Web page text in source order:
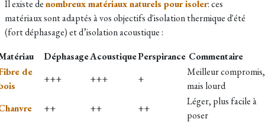
Il existe denombreux matériaux naturels pour isoler: ces
matériaux sont adaptés à vos objectifs d'isolation thermique d'été
(fort déphasage) et d’isolation acoustique :
DéphasageAcoustiquePerspirance Commentaire
de
+++ +++ +
Meilleur compromis,
mais lourd
++ ++ ++
Léger, plus facile à
poser